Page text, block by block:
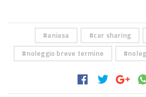
aniasa car sharing
noleggio breve termine